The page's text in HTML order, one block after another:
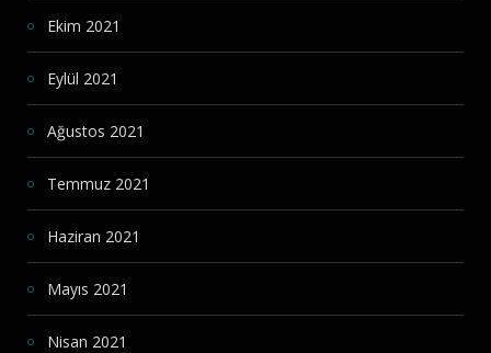
Ekim 2021
Eylül 2021
Ağustos 2021
Temmuz 2021
Haziran 2021
Mayıs 2021
Nisan 2021